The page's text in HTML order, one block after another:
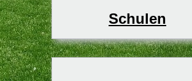
Schulen